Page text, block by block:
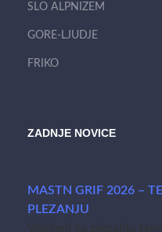
SLO ALPNIZEM
GORE-LJUDJE
FRIKO
ZADNJE NOVICE
MASTN GRIF 2026 –
PLEZANJU
Vabljeni na plezalno